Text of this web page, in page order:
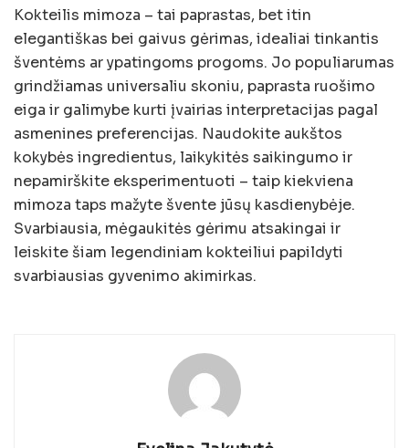
Kokteilis mimoza – tai paprastas, bet itin
elegantiškas bei gaivus gėrimas, idealiai tinkantis
šventėms ar ypatingoms progoms. Jo populiarumas
grindžiamas universaliu skoniu, paprasta ruošimo
eiga ir galimybe kurti įvairias interpretacijas pagal
asmenines preferencijas. Naudokite aukštos
kokybės ingredientus, laikykitės saikingumo ir
nepamirškite eksperimentuoti – taip kiekviena
mimoza taps mažyte švente jūsų kasdienybėje.
Svarbiausia, mėgaukitės gėrimu atsakingai ir
leiskite šiam legendiniam kokteiliui papildyti
svarbiausias gyvenimo akimirkas.